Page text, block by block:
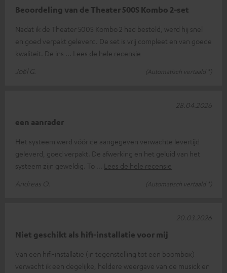
Beoordeling van de Theater 500S Kombo 2-set
Nadat ik de Theater 500S Kombo 2 had besteld, werd hij snel
en goed verpakt geleverd. De set is vrij compleet en van goede
kwaliteit. De ins
Lees de hele recensie
Joël G.
(Automatisch vertaald *)
een aanrader
Het systeem werd vóór de aangegeven verwachte levertijd
geleverd, goed verpakt. De afwerking en het geluid van het
systeem zijn geweldig. To
Lees de hele recensie
Andreas O.
(Automatisch vertaald *)
28.04.2026
Niet geschikt als hifi-installatie voor mij
Van een hifi-installatie (in tegenstelling tot een boombox)
verwacht ik een degelijke, heldere weergave van de musick en
20.03.2026